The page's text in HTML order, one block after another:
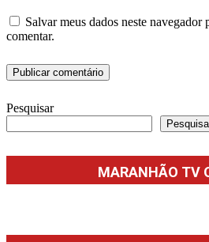
Salvar meus dados neste navegador
comentar.
Pesquisar
MARANHÃO TV